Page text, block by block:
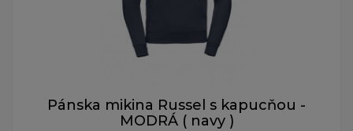
Pánska mikina Russel s kapucňou -
MODRÁ ( navy )